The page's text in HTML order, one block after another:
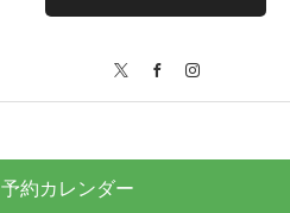
予約カレンダー